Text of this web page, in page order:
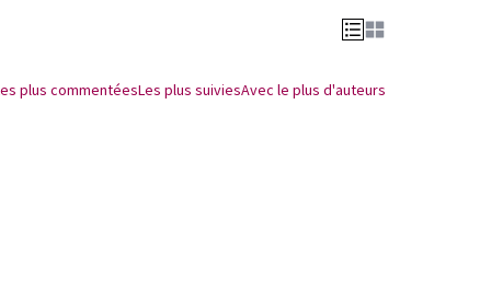
plus commentéesLes plus suiviesAvec le plus d'auteurs